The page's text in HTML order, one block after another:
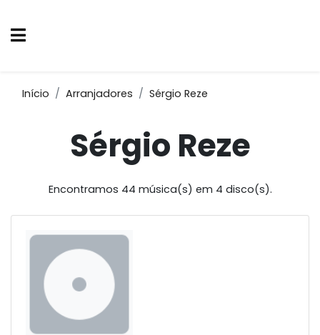
Início Arranjadores Sérgio Reze
Sérgio Reze
Encontramos 44 música(s) em 4 disco(s).